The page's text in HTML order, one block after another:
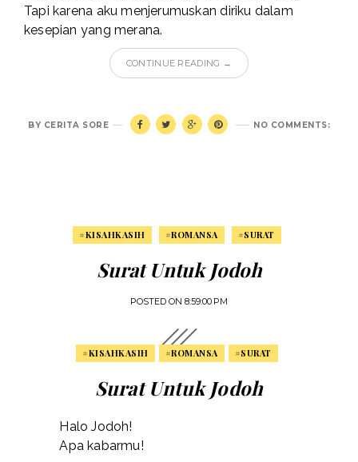
Tapi karena aku menjerumuskan diriku dalam
kesepian yang merana.
CONTINUE READING →
NO COMMENTS:
BY CERITA SORE
#KISAHKASIH #ROMANSA #SURAT
Surat Untuk Jodoh
POSTED ON 8:59:00 PM
#KISAHKASIH #ROMANSA #SURAT
Surat Untuk Jodoh
Halo Jodoh!
Apa kabarmu!